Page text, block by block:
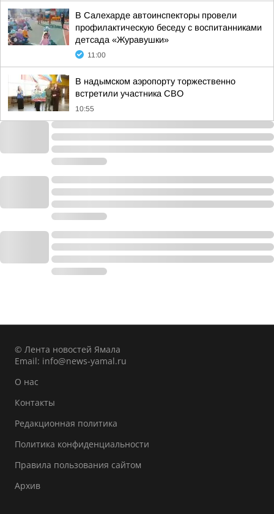
В Салехарде автоинспекторы провели
профилактическую беседу с воспитанниками
детсада «Журавушки»
11:00
В надымском аэропорту торжественно
встретили участника СВО
10:55
© Лента новостей Ямала
Email: info@news-yamal.ru
О нас
Контакты
Редакционная политика
Политика конфиденциальности
Правила пользования сайтом
Архив